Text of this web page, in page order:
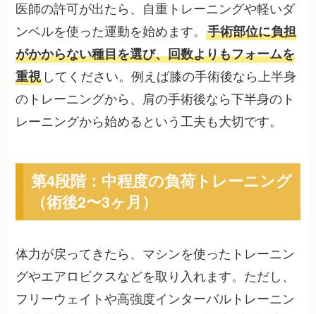
医師の許可が出たら、自重トレーニングや軽いダ
ンベルを使った運動を始めます。手術部位に負担
がかからない種目を選び、回数よりもフォームを
重視 してください。例えば膝の手術後なら上半身
のトレーニングから、肩の手術後なら下半身のト
レーニングから始めるという工夫も大切です。
第4段階：中程度の負荷トレーニング
（術後2〜3ヶ月）
体力が戻ってきたら、マシンを使ったトレーニン
グやエアロビクスなどを取り入れます。ただし、
フリーウェイトや高強度インターバルトレーニン